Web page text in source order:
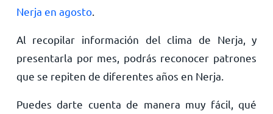
Nerja en agosto.
Al recopilar información del clima de Nerja, y
presentarla por mes, podrás reconocer patrones
que se repiten de diferentes años en Nerja.
Puedes darte cuenta de manera muy fácil, qué